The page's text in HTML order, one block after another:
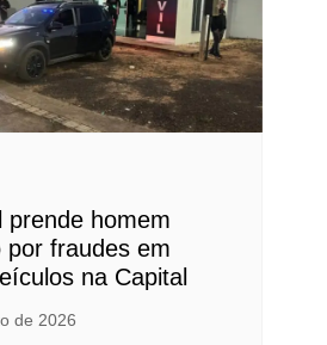
prende homem
por fraudes em
na Capital
de 2026